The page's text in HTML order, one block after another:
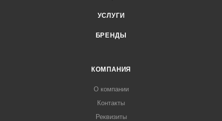
УСЛУГИ
БРЕНДЫ
КОМПАНИЯ
О компании
Контакты
Реквизиты